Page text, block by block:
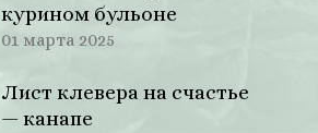
курином бульоне
01 марта 2025
Лист клевера на счастье
— канапе